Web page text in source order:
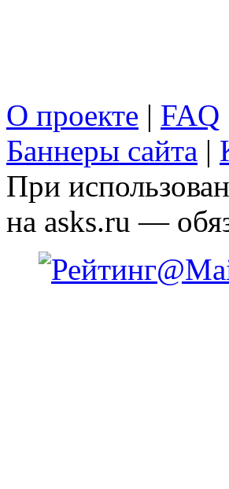
О проекте | FAQ
Баннеры сайта |
При
на asks.ru —